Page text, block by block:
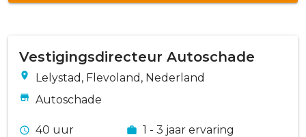
Vestigingsdirecteur Autoschade
Lelystad, Flevoland, Nederland
Autoschade
40 uur 1 - 3 jaar ervaring